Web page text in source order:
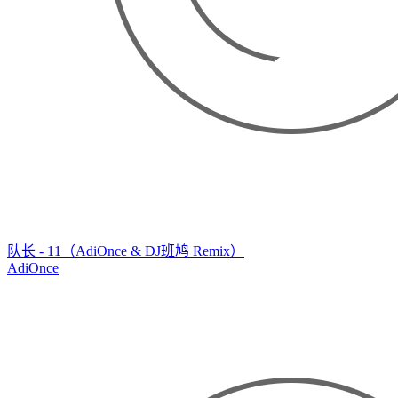
队长 - 11（AdiOnce & DJ班鸠 Remix）
AdiOnce